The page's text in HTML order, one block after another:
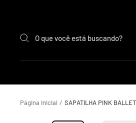
conteúdo
Página Inicial SAPATILHA PINK BALLET